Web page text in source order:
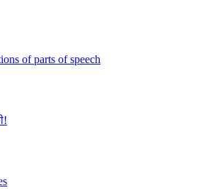
of parts of speech